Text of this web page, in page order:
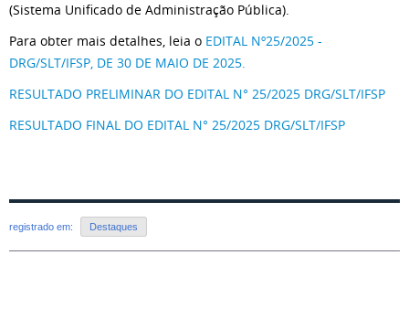
(Sistema Unificado de Administração Pública).
Para obter mais detalhes, leia o EDITAL Nº25/2025 -
DRG/SLT/IFSP, DE 30 DE MAIO DE 2025.
RESULTADO PRELIMINAR DO EDITAL N° 25/2025 DRG/SLT/IFSP
RESULTADO FINAL DO EDITAL N° 25/2025 DRG/SLT/IFSP
registrado em: Destaques